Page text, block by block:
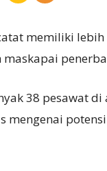
memiliki
38 pesawat
mengenai